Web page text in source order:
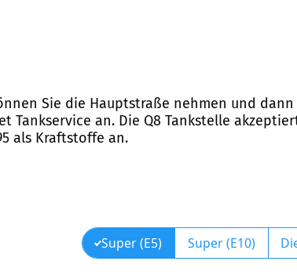
Sie die Hauptstraße nehmen und
Tankservice an. Die Q8 Tankstelle
als Kraftstoffe an.
Super (E5) Super (E10)